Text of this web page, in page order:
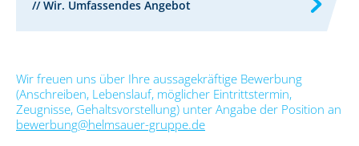
// Wir. Umfassendes Angebot
Wir freuen uns über Ihre aussagekräftige Bewerbung
(Anschreiben, Lebenslauf, möglicher Eintrittstermin,
Zeugnisse, Gehaltsvorstellung) unter Angabe der Position an
bewerbung@helmsauer-gruppe.de